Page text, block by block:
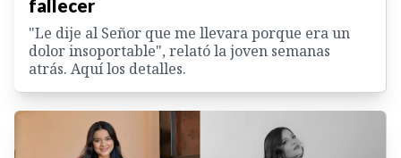
fallecer
"Le dije al Señor que me llevara porque era un
dolor insoportable", relató la joven semanas
atrás. Aquí los detalles.